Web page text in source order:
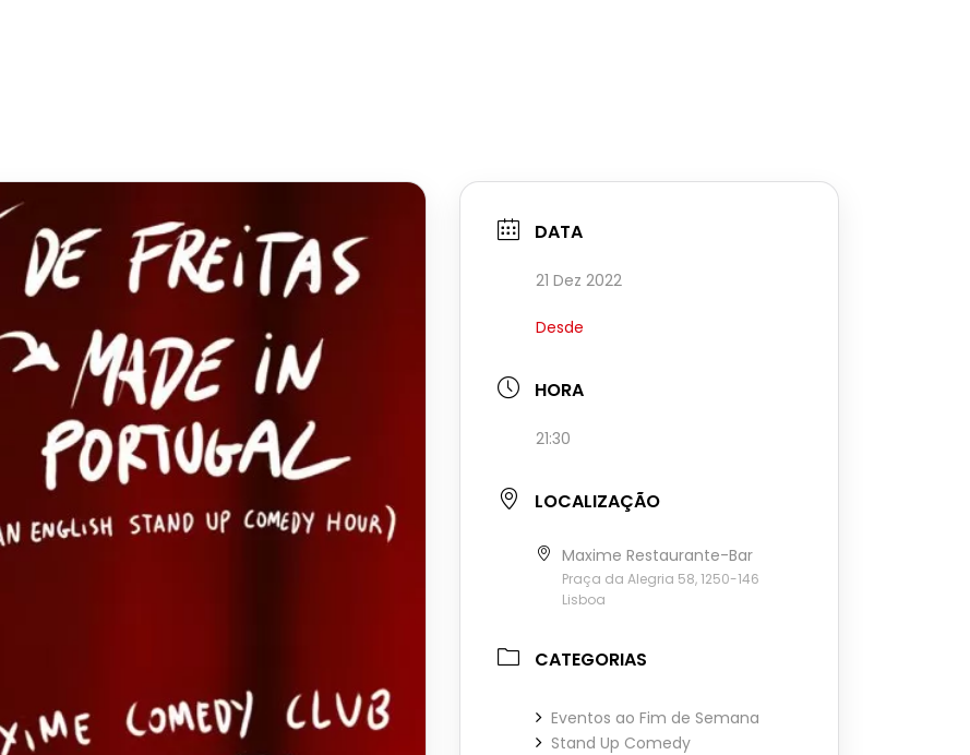
DATA
21 Dez 2022
Desde
HORA
21:30
LOCALIZAÇÃO
Maxime Restaurante-Bar
Praça da Alegria 58, 1250-146
Lisboa
CATEGORIAS
Eventos ao Fim de Semana
Stand Up Comedy